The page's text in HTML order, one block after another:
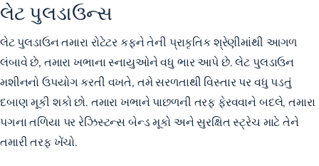
લેટ પુલડાઉન્સ
લેટ પુલડાઉન તમારા રોટેટર કફને તેની પ્રાકૃતિક શ્રેણીમાંથી આગળ
લંબાવે છે, તમારા ખભાના સ્નાયુઓને વધુ ભાર આપે છે. લેટ પુલડાઉન
મશીનનો ઉપયોગ કરતી વખતે, તમે સરળતાથી વિસ્તાર પર વધુ પડતું
દબાણ મૂકી શકો છો. તમારા ખભાને પાછળની તરફ ફેરવવાને બદલે, તમારા
પગના તળિયા પર રેઝિસ્ટન્સ બેન્ડ મૂકો અને સુરક્ષિત સ્ટ્રેચ માટે તેને
તમારી તરફ ખેંચો.